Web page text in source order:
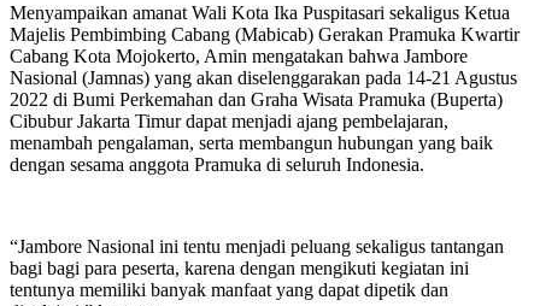
Menyampaikan amanat Wali Kota Ika Puspitasari sekaligus Ketua
Majelis Pembimbing Cabang (Mabicab) Gerakan Pramuka Kwartir
Cabang Kota Mojokerto, Amin mengatakan bahwa Jambore
Nasional (Jamnas) yang akan diselenggarakan pada 14-21 Agustus
2022 di Bumi Perkemahan dan Graha Wisata Pramuka (Buperta)
Cibubur Jakarta Timur dapat menjadi ajang pembelajaran,
menambah pengalaman, serta membangun hubungan yang baik
dengan sesama anggota Pramuka di seluruh Indonesia.
“Jambore Nasional ini tentu menjadi peluang sekaligus tantangan
bagi bagi para peserta, karena dengan mengikuti kegiatan ini
tentunya memiliki banyak manfaat yang dapat dipetik dan